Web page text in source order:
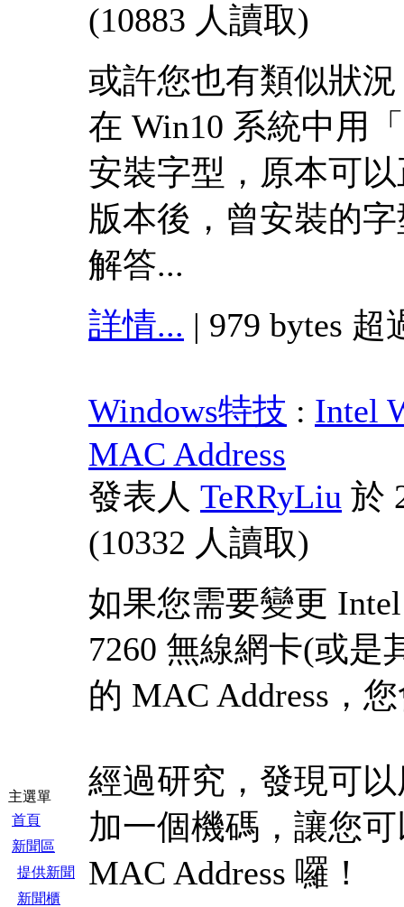
主選單
首頁
新聞區
提供新聞
新聞櫃
(10883 人讀取)
或許您也有類似狀
在 Win10 系統中用
安裝字型，原本可
版本後，曾安裝的
解答...
詳情... | 979 bytes 超
Windows特技 : Intel
MAC Address
發表人 TeRRyLiu 於
(10332 人讀取)
如果您需要變更
7260 無線網卡(或是
的 MAC Address，
經過研究，發現可
加一個機碼，讓您
MAC Address 囉！